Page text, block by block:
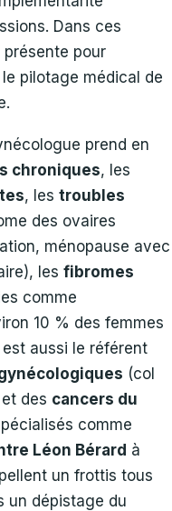
Dans ces
pour
pilotage médical de
prend en
chroniques, les
, les troubles
des ovaires
ménopause avec
les fibromes
comme
10 % des femmes
aussi le référent
(col
des cancers du
comme
Léon Bérard à
un frottis tous
un dépistage du